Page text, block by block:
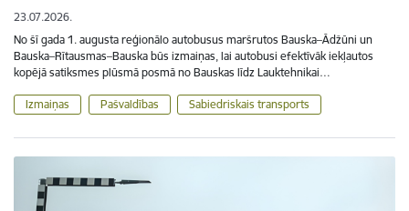
23.07.2026.
No šī gada 1. augusta reģionālo autobusus maršrutos Bauska–Ādžūni un
Bauska–Rītausmas–Bauska būs izmaiņas, lai autobusi efektīvāk iekļautos
kopējā satiksmes plūsmā posmā no Bauskas līdz Lauktehnikai…
Izmaiņas Pašvaldības Sabiedriskais transports